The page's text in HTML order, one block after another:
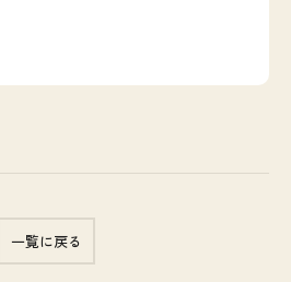
一覧に戻る